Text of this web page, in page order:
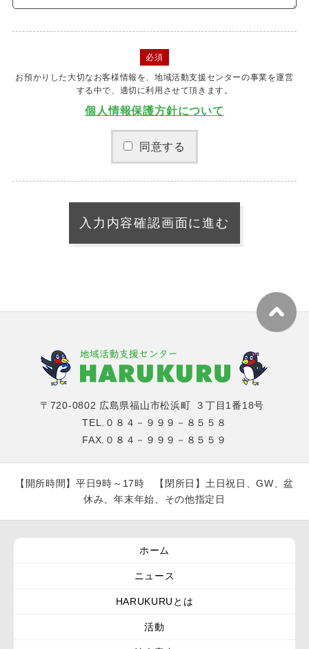
必須
お預かりした大切なお客様情報を、地域活動支援センターの事業を運営
する中で、適切に利用させて頂きます。
個人情報保護方針について
同意する
〒720-0802 広島県福山市松浜町
３丁目1番18号
TEL.０８４－９９９－８５５８
FAX.０８４－９９９－８５５９
【開所時間】平日9時～17時 【閉所日】土日祝日、GW、盆
休み、年末年始、その他指定日
ホーム
ニュース
HARUKURUとは
活動